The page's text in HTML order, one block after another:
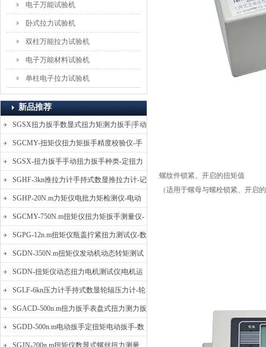
电子万能试验机
卧式拉力试验机
双柱万能拉力试验机
电子万能材料试验机
单柱电子拉力试验机
新品推荐
SGSX扭力扳手数显式扭力矩测力扳手|手动
定扭矩检测扳手
SGCMY-扭矩仪扭力矩扳手精度校验仪-手
动扳子扭矩校准仪
SGSX-扭力扳手手动扭力扳手种类-定扭力
矩检测扳手价格
SGHF-3kn推拉力计手持式数显推拉力计-记
忆数据拉压力测力计
SGHP-20N.m力矩仪电批力矩检测仪-电动
螺丝批扭力矩测试仪
SGCMY-750N.m扭矩仪扭力矩扳手测量仪-
校准扳手扭力精度测试仪
SGPG-12n.m扭矩仪瓶盖拧紧扭力测试仪-数
显式瓶盖扭力矩仪
SGDN-350N.m扭矩仪发动机动态转矩测试
仪-动态电机扭矩测量仪
SGDN-扭矩仪动态扭力电机测试仪|电机运
转摩擦力扭矩仪
SGLF-6kn压力计手持式数显轮辐压力计-轮
辐称重压力测力计
SGACD-500n.m扭力扳手表盘式扭力测力扳
手-表盘扭力矩检测扳手
SGDD-500n.m电动扳手定扭矩电动扳手-数
显式电动定扭力矩扳手
SGJN-200n.m扭矩仪数显式螺丝扭力测量
螺纹件锁紧、开启的扭矩值
（适用于螺母与螺栓锁紧、开启